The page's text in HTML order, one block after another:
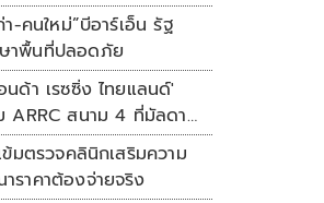
-คนใหม่”บีอาร์เอ็น รัฐ
าพื้นที่ปลอดภัย
ด้า เรซซิ่ง ไทยแลนด์'
ARRC สนาม 4 ที่มัลดาลิ
ข้มตรวจคลินิกเสริมความ
ราคาต้องจ่ายจริง